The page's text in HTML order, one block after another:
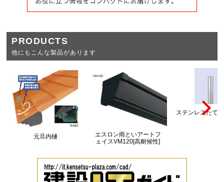
PRODUCTS
他にもこんな製品があります
元旦内樋
エスロン雨といアートフ
ェイスVM120[高耐候性]
ステンレスたて